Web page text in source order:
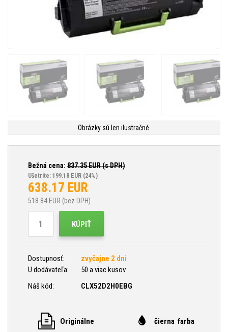
Obrázky sú len ilustračné.
Bežná cena: 837.35EUR (s DPH)
Ušetríte: 199.18 EUR (24%)
638.17 EUR
518.84 EUR (bez DPH)
KÚPIŤ
Dostupnosť:
zvyčajne 2 dni
U dodávateľa:
50 a viac kusov
Náš kód:
CLX52D2H0EBG
Originálne čierna farba